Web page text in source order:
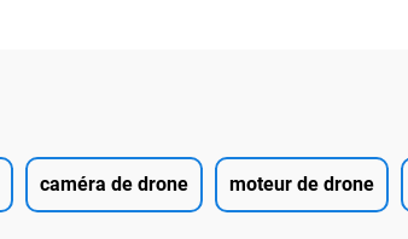
caméra de drone moteur de drone